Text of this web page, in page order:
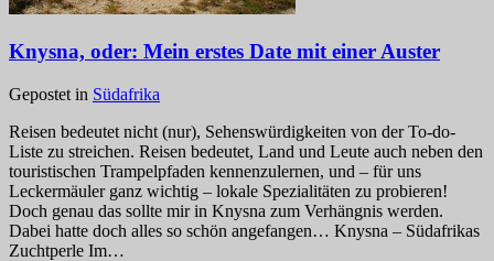
Knysna, oder: Mein erstes Date mit einer Auster
Gepostet in Südafrika
Reisen bedeutet nicht (nur), Sehenswürdigkeiten von der To-do-
Liste zu streichen. Reisen bedeutet, Land und Leute auch neben den
touristischen Trampelpfaden kennenzulernen, und – für uns
Leckermäuler ganz wichtig – lokale Spezialitäten zu probieren!
Doch genau das sollte mir in Knysna zum Verhängnis werden.
Dabei hatte doch alles so schön angefangen… Knysna – Südafrikas
Zuchtperle Im…